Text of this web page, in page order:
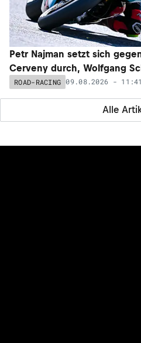
Alle
Petr Najman setzt sich
Cerveny durch, Wolfgang
ROAD-RACING 09.08.2026 - 11:41